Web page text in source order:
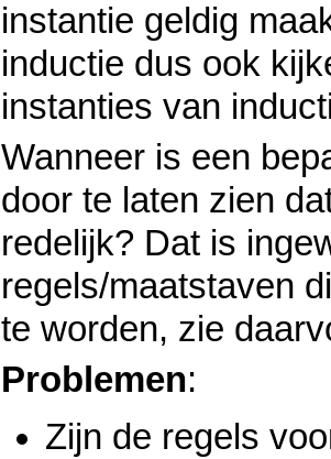
instantie geldig
inductie dus ook
instanties van
Wanneer is een
door te laten zien
redelijk? Dat is
regels/maatstaven
te worden, zie
Problemen:
Zijn de regels